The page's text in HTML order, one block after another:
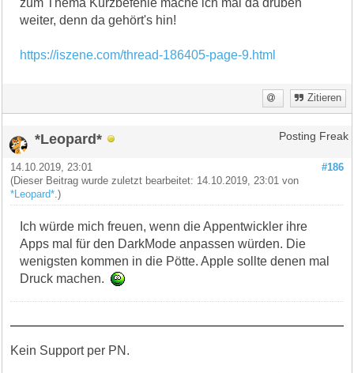
weiter, denn da gehört's hin!
https://iszene.com/thread-186405-page-9.html
Zitieren
*Leopard* Posting Freak
#186
14.10.2019, 23:01
(Dieser Beitrag wurde zuletzt bearbeitet: 14.10.2019, 23:01 von
*Leopard* .)
Ich würde mich freuen, wenn die Appentwickler ihre
Apps mal für den DarkMode anpassen würden. Die
wenigsten kommen in die Pötte. Apple sollte denen mal
Druck machen.
Kein Support per PN.